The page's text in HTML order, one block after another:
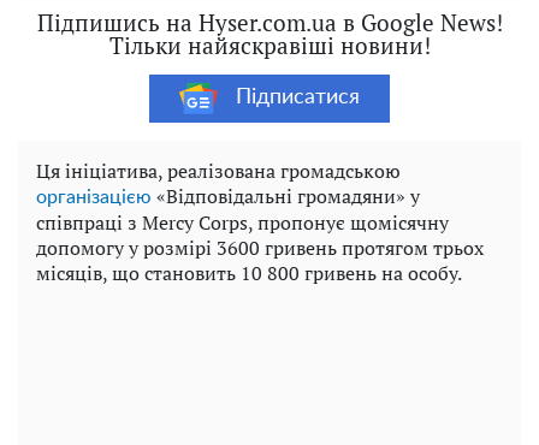
Підпишись на Hyser.com.ua в Google News!
Тільки найяскравіші новини!
Підписатися
Ця ініціатива, реалізована громадською
організацією «Відповідальні громадяни» у
співпраці з Mercy Corps, пропонує щомісячну
допомогу у розмірі 3600 гривень протягом трьох
місяців, що становить 10 800 гривень на особу.